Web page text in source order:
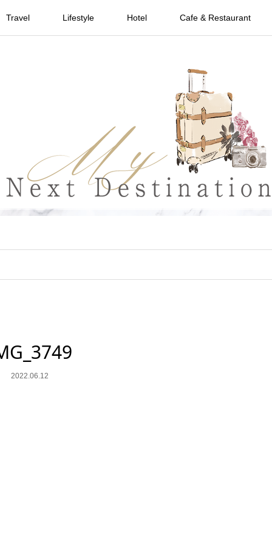
Travel Lifestyle Hotel Cafe & Restaurant
2022.06.12